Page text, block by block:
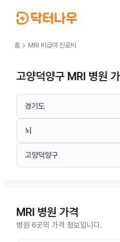
홈 chevron_right MRI 비급여 진료비
고양덕양구 MRI 병원
경기도
뇌
고양덕양구
MRI 병원 가격
병원 6곳의 가격 정보입니다.